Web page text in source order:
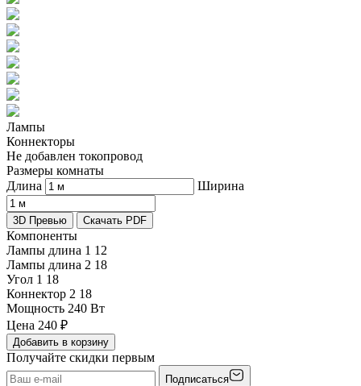
Лампы
Коннекторы
Не добавлен токопровод
Размеры комнаты
Длина
Ширина
3D Превью Скачать PDF
Компоненты
Лампы длина 1 12
Лампы длина 2 18
Угол 1 18
Коннектор 2 18
Мощность 240 Вт
Цена 240 ₽
Добавить в корзину
Получайте скидки первым
Подписаться